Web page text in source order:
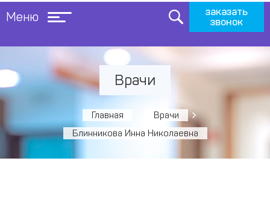
Меню
заказать
звонок
Врачи
Главная
Врачи
Блинникова Инна Николаевна